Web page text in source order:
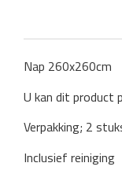
Nap 260x260cm
U kan dit product
Verpakking; 2
Inclusief reiniging